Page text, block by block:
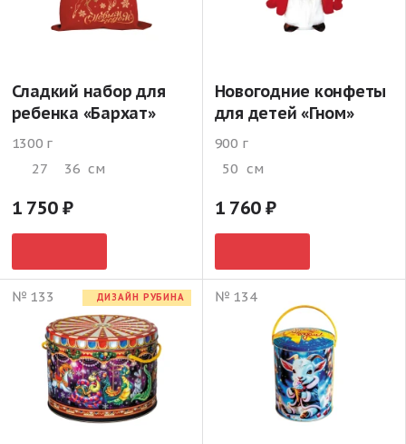
Сладкий набор для
ребенка «Бархат»
1300 г
27
36 см
1 750
Новогодние конфеты
для детей «Гном»
900 г
50 см
1 760
№ 133 ДИЗАЙН РУБИНА № 134